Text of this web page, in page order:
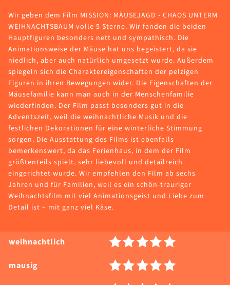
Wir geben dem Film MISSION: MÄUSEJAGD - CHAOS UNTERM
WEIHNACHTSBAUM volle 5 Sterne. Wir fanden die beiden
Hauptfiguren besonders nett und sympathisch. Die
Animationsweise der Mäuse hat uns begeistert, da sie
niedlich, aber auch natürlich umgesetzt wurde. Außerdem
spiegeln sich die Charaktereigenschaften der pelzigen
Figuren in ihren Bewegungen wider. Die Eigenschaften der
Mäusefamilie kann man auch in der Menschenfamilie
wiederfinden. Der Film passt besonders gut in die
Adventszeit, weil die weihnachtliche Musik und die
festlichen Dekorationen für eine winterliche Stimmung
sorgen. Die Ausstattung des Films ist ebenfalls
bemerkenswert, da das Ferienhaus, in dem der Film
größtenteils spielt, sehr liebevoll und detailreich
eingerichtet wurde. Wir empfehlen den Film ab sechs
Jahren und für Familien, weil es ein schön-trauriger
Weihnachtsfilm mit viel Animationsgeist und Liebe zum
Detail ist – mit ganz viel Käse.
weihnachtlich
mausig